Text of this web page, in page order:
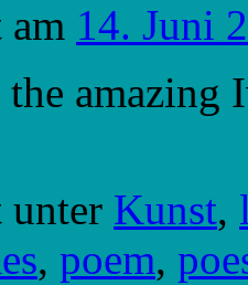
14. Juni
amazing
Kunst,
, poem,